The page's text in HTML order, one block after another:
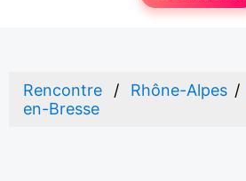
Rencontre Rhône-Alpes
en-Bresse